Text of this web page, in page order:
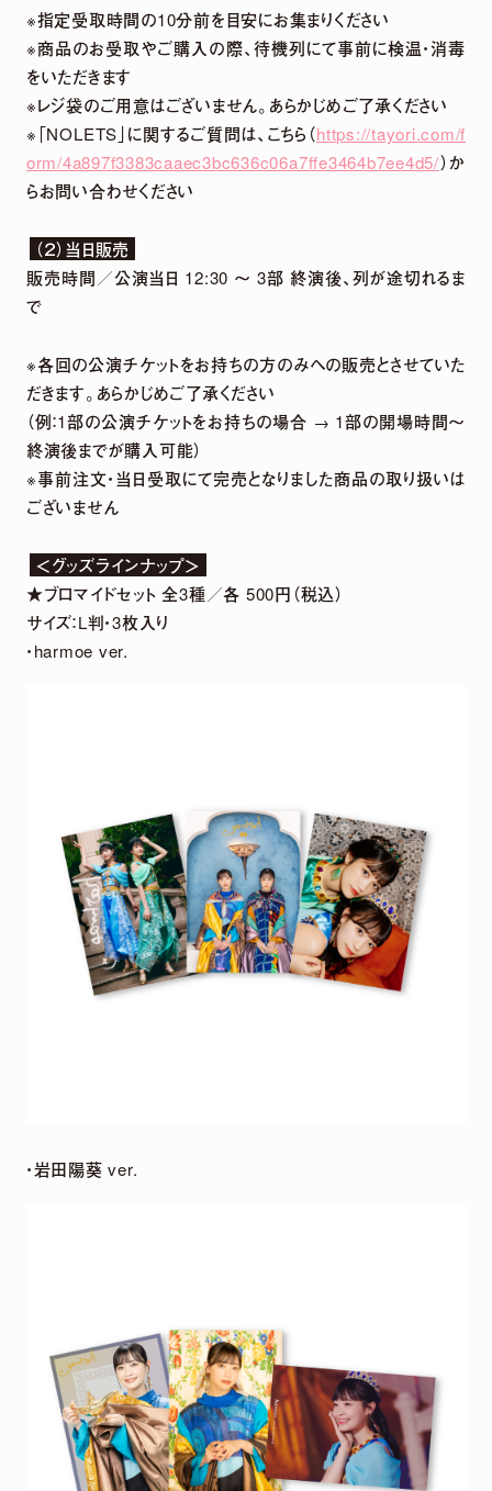
2026.07.29
「harmoe」×「HMV」 5周年記念POP UP
SHOPグッズ事後通販 決定！
2026.07.22
2026年12月13日「京(みやこ) Premium Live
2026」出演決定！
MOVIE LINEUP
※指定受取時間の10分前を目安にお集まりください
※商品のお受取やご購入の際、待機列にて事前に検温・消毒
をいただきます
※レジ袋のご用意はございません。あらかじめご了承ください
※「NOLETS」に関するご質問は、こちら（https://tayori.com/f
orm/4a897f3383caaec3bc636c06a7ffe3464b7ee4d5/）か
らお問い合わせください
（２）当日販売
販売時間／公演当日 12:30 〜 3部 終演後、列が途切れるま
で
※各回の公演チケットをお持ちの方のみへの販売とさせていた
だきます。あらかじめご了承ください
（例：1部の公演チケットをお持ちの場合 → 1部の開場時間〜
終演後までが購入可能）
※事前注文・当日受取にて完売となりました商品の取り扱いは
ございません
＜グッズラインナップ＞
★ブロマイドセット 全3種／各 500円（税込）
サイズ：L判・3枚入り
・harmoe ver.
・岩田陽葵 ver.